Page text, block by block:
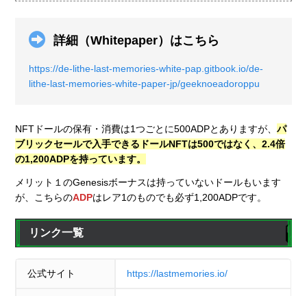
詳細（Whitepaper）はこちら
https://de-lithe-last-memories-white-pap.gitbook.io/de-
lithe-last-memories-white-paper-jp/geeknoeadoroppu
NFTドールの保有・消費は1つごとに500ADPとありますが、パ
ブリックセールで入手できるドールNFTは500ではなく、2.4倍
の1,200ADPを持っています。
メリット１のGenesisボーナスは持っていないドールもいます
が、こちらのADPはレア1のものでも必ず1,200ADPです。
リンク一覧
公式サイト https://lastmemories.io/